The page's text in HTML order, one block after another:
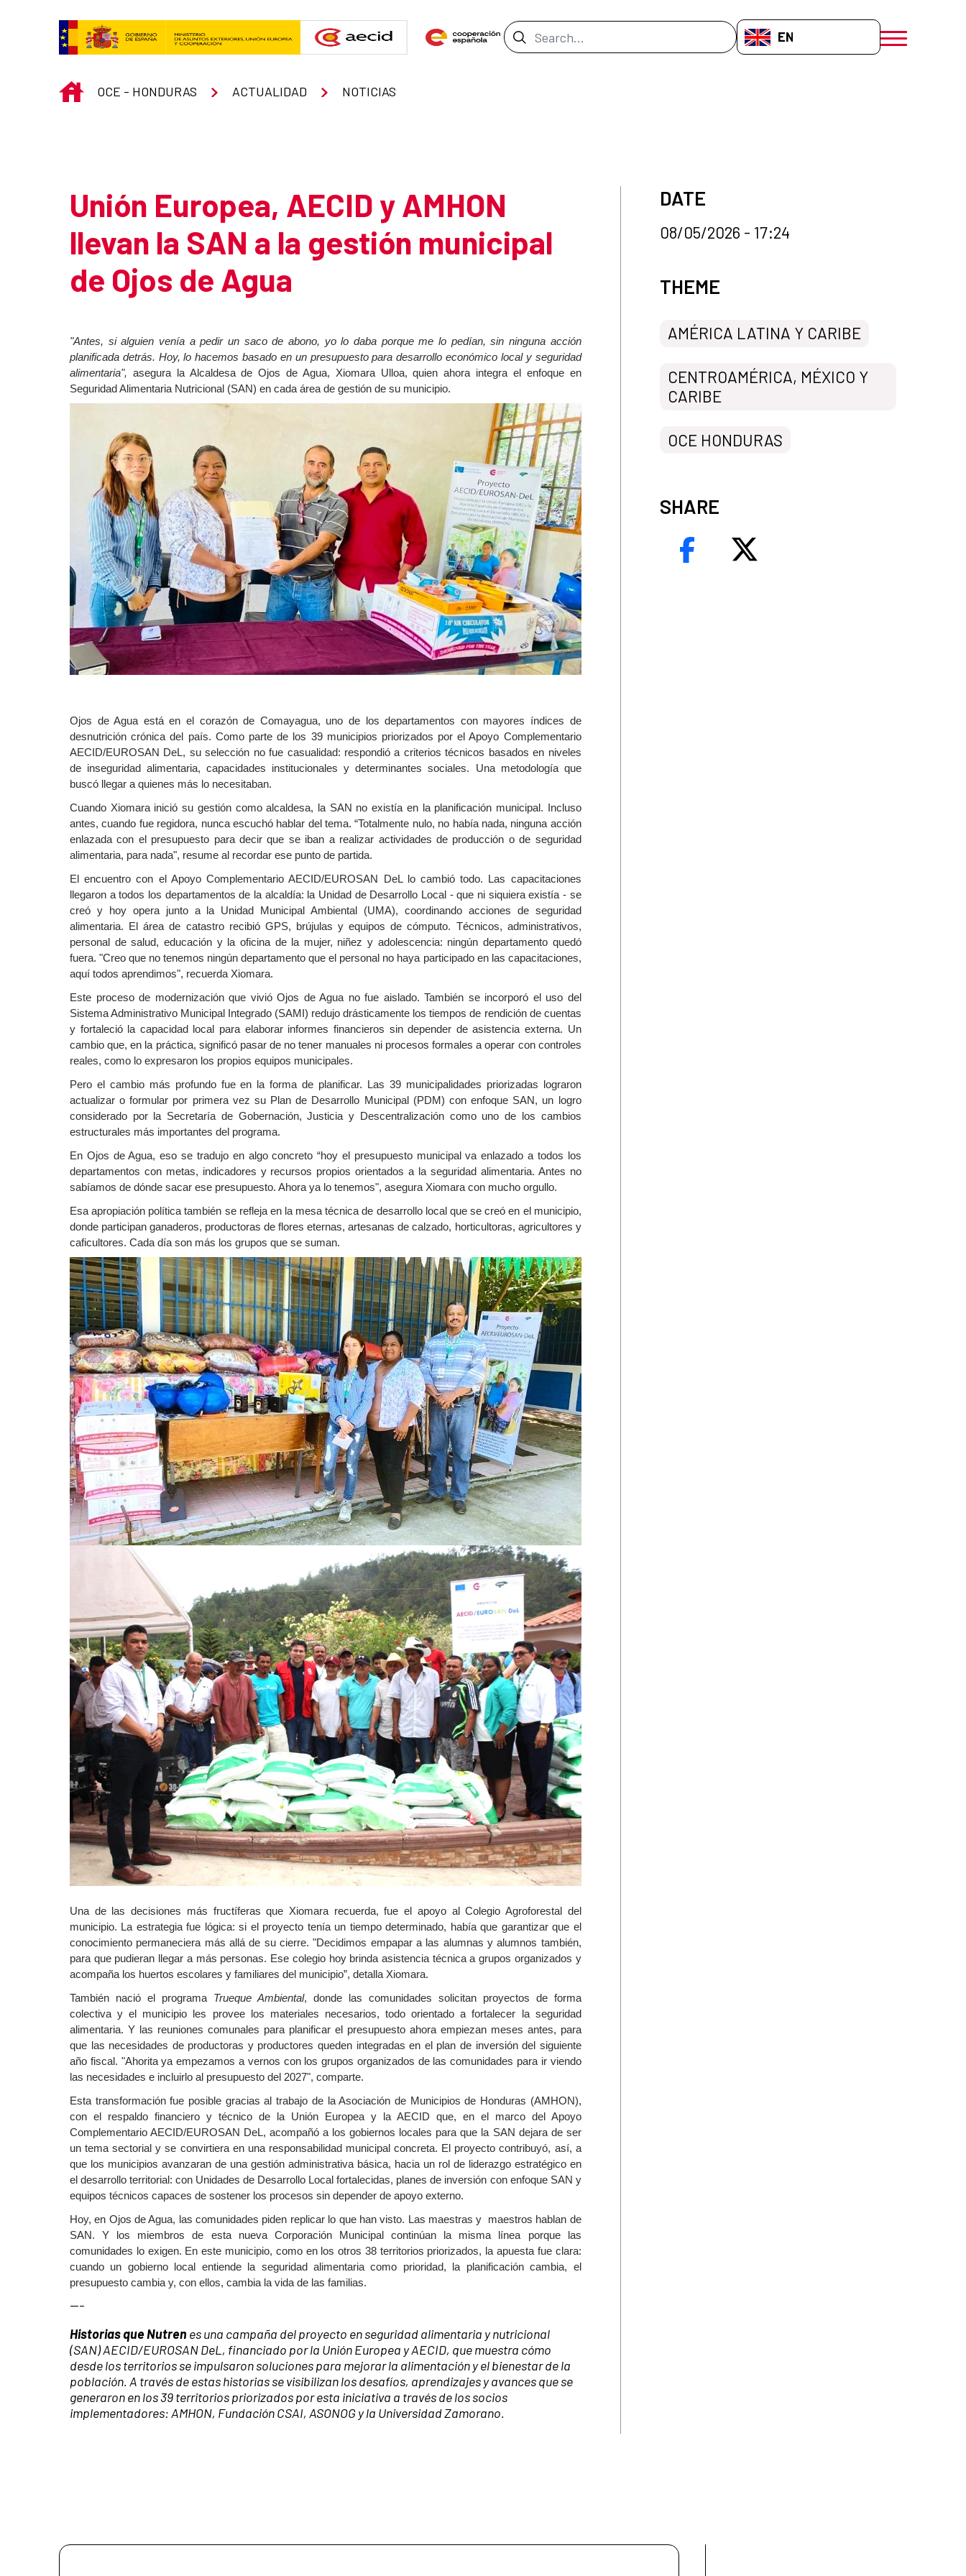
Search Bar EN-GB
menú móvil
INICIO
OCE - HONDURAS ACTUALIDAD NOTICIAS
Unión Europea, AECID y AMHON
llevan la SAN a la gestión municipal
de Ojos de Agua
"Antes, si alguien venía a pedir un saco de abono, yo lo daba porque me lo pedían, sin ninguna acción
planificada detrás. Hoy, lo hacemos basado en un presupuesto para desarrollo económico local y seguridad
alimentaria", asegura la Alcaldesa de Ojos de Agua, Xiomara Ulloa, quien ahora integra el enfoque en
Seguridad Alimentaria Nutricional (SAN) en cada área de gestión de su municipio.
Ojos de Agua está en el corazón de Comayagua, uno de los departamentos con mayores índices de
desnutrición crónica del país. Como parte de los 39 municipios priorizados por el Apoyo Complementario
AECID/EUROSAN DeL, su selección no fue casualidad: respondió a criterios técnicos basados en niveles
de inseguridad alimentaria, capacidades institucionales y determinantes sociales. Una metodología que
buscó llegar a quienes más lo necesitaban.
Cuando Xiomara inició su gestión como alcaldesa, la SAN no existía en la planificación municipal. Incluso
antes, cuando fue regidora, nunca escuchó hablar del tema. “Totalmente nulo, no había nada, ninguna acción
enlazada con el presupuesto para decir que se iban a realizar actividades de producción o de seguridad
alimentaria, para nada", resume al recordar ese punto de partida.
El encuentro con el Apoyo Complementario AECID/EUROSAN DeL lo cambió todo. Las capacitaciones
llegaron a todos los departamentos de la alcaldía: la Unidad de Desarrollo Local - que ni siquiera existía - se
creó y hoy opera junto a la Unidad Municipal Ambiental (UMA), coordinando acciones de seguridad
alimentaria. El área de catastro recibió GPS, brújulas y equipos de cómputo. Técnicos, administrativos,
personal de salud, educación y la oficina de la mujer, niñez y adolescencia: ningún departamento quedó
fuera. "Creo que no tenemos ningún departamento que el personal no haya participado en las capacitaciones,
aquí todos aprendimos", recuerda Xiomara.
Este proceso de modernización que vivió Ojos de Agua no fue aislado. También se incorporó el uso del
Sistema Administrativo Municipal Integrado (SAMI) redujo drásticamente los tiempos de rendición de cuentas
y fortaleció la capacidad local para elaborar informes financieros sin depender de asistencia externa. Un
cambio que, en la práctica, significó pasar de no tener manuales ni procesos formales a operar con controles
reales, como lo expresaron los propios equipos municipales.
Pero el cambio más profundo fue en la forma de planificar. Las 39 municipalidades priorizadas lograron
actualizar o formular por primera vez su Plan de Desarrollo Municipal (PDM) con enfoque SAN, un logro
considerado por la Secretaría de Gobernación, Justicia y Descentralización como uno de los cambios
estructurales más importantes del programa.
En Ojos de Agua, eso se tradujo en algo concreto “hoy el presupuesto municipal va enlazado a todos los
departamentos con metas, indicadores y recursos propios orientados a la seguridad alimentaria. Antes no
sabíamos de dónde sacar ese presupuesto. Ahora ya lo tenemos", asegura Xiomara con mucho orgullo.
Esa apropiación política también se refleja en la mesa técnica de desarrollo local que se creó en el municipio,
donde participan ganaderos, productoras de flores eternas, artesanas de calzado, horticultoras, agricultores y
caficultores. Cada día son más los grupos que se suman.
Una de las decisiones más fructíferas que Xiomara recuerda, fue el apoyo al Colegio Agroforestal del
municipio. La estrategia fue lógica: si el proyecto tenía un tiempo determinado, había que garantizar que el
conocimiento permaneciera más allá de su cierre. "Decidimos empapar a las alumnas y alumnos también,
para que pudieran llegar a más personas. Ese colegio hoy brinda asistencia técnica a grupos organizados y
acompaña los huertos escolares y familiares del municipio”, detalla Xiomara.
También nació el programa Trueque Ambiental, donde las comunidades solicitan proyectos de forma
colectiva y el municipio les provee los materiales necesarios, todo orientado a fortalecer la seguridad
alimentaria. Y las reuniones comunales para planificar el presupuesto ahora empiezan meses antes, para
que las necesidades de productoras y productores queden integradas en el plan de inversión del siguiente
año fiscal. "Ahorita ya empezamos a vernos con los grupos organizados de las comunidades para ir viendo
las necesidades e incluirlo al presupuesto del 2027", comparte.
Esta transformación fue posible gracias al trabajo de la Asociación de Municipios de Honduras (AMHON),
con el respaldo financiero y técnico de la Unión Europea y la AECID que, en el marco del Apoyo
Complementario AECID/EUROSAN DeL, acompañó a los gobiernos locales para que la SAN dejara de ser
un tema sectorial y se convirtiera en una responsabilidad municipal concreta. El proyecto contribuyó, así, a
que los municipios avanzaran de una gestión administrativa básica, hacia un rol de liderazgo estratégico en
el desarrollo territorial: con Unidades de Desarrollo Local fortalecidas, planes de inversión con enfoque SAN y
equipos técnicos capaces de sostener los procesos sin depender de apoyo externo.
Hoy, en Ojos de Agua, las comunidades piden replicar lo que han visto. Las maestras y maestros hablan de
SAN. Y los miembros de esta nueva Corporación Municipal continúan la misma línea porque las
comunidades lo exigen. En este municipio, como en los otros 38 territorios priorizados, la apuesta fue clara:
cuando un gobierno local entiende la seguridad alimentaria como prioridad, la planificación cambia, el
presupuesto cambia y, con ellos, cambia la vida de las familias.
---
Historias que Nutren es una campaña del proyecto en seguridad alimentaria y nutricional
(SAN) AECID/EUROSAN DeL, financiado por la Unión Europea y AECID, que muestra cómo
desde los territorios se impulsaron soluciones para mejorar la alimentación y el bienestar de la
población. A través de estas historias se visibilizan los desafíos, aprendizajes y avances que se
generaron en los 39 territorios priorizados por esta iniciativa a través de los socios
implementadores: AMHON, Fundación CSAI, ASONOG y la Universidad Zamorano.
DATE
08/05/2026 - 17:24
News categories
THEME
AMÉRICA LATINA Y CARIBE
CENTROAMÉRICA, MÉXICO Y
CARIBE
OCE HONDURAS
SHARE